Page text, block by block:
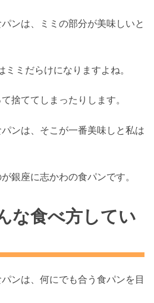
ンは、ミミの部分が美味しいと
ミだらけになりますよね。
捨ててしまったりします。
ンは、そこが一番美味しと私は
銀座に志かわの食パンです。
な食べ方してい
ンは、何にでも合う食パンを目